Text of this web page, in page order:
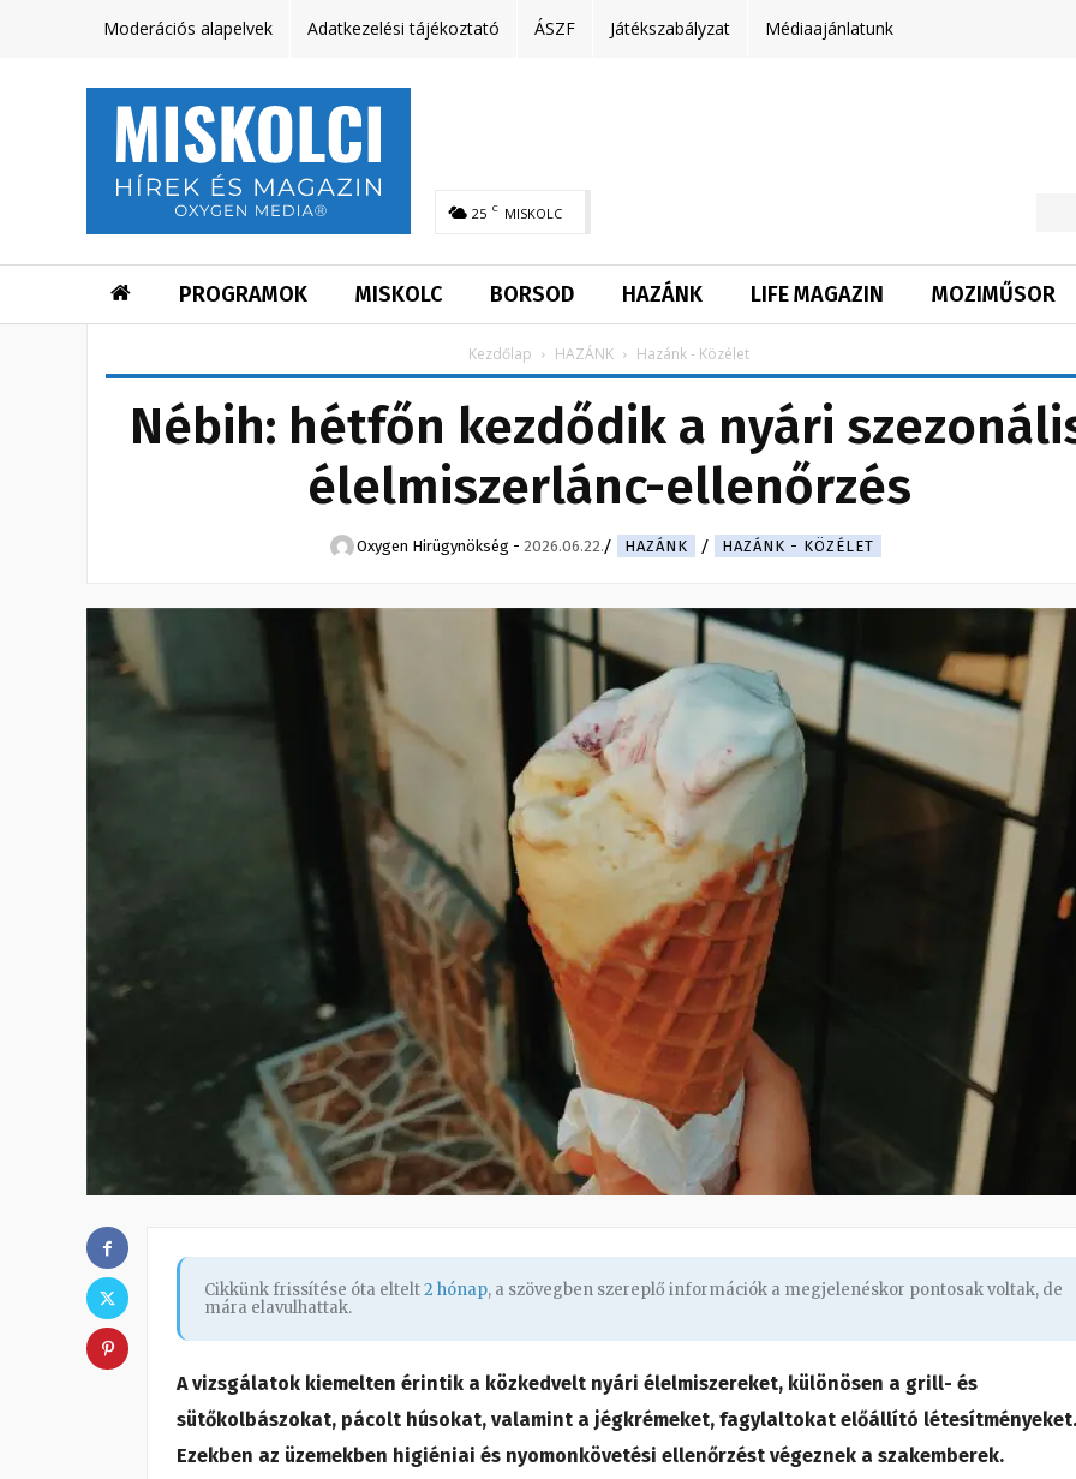
Moderációs alapelvek Adatkezelési tájékoztató ÁSZF Játékszabályzat Médiaajánlatunk
25 C MISKOLC
PROGRAMOK MISKOLC BORSOD HAZÁNK LIFE MAGAZIN MOZIMŰSOR
Kezdőlap HAZÁNK Hazánk - Közélet
Nébih: hétfőn kezdődik a nyári
élelmiszerlánc-ellenőrzés
Oxygen Hirügynökség - 2026.06.22. HAZÁNK HAZÁNK - KÖZÉLET
Cikkünk frissítése óta eltelt2 hónap, a szövegben szereplő információk a megjelenéskor pontosak voltak, de
mára elavulhattak.
Avizsgálatok kiemelten érintik a közkedvelt nyári élelmiszereket, különösen a grill- és
sütőkolbászokat, pácolt húsokat, valamint a jégkrémeket, fagylaltokat előállító létesítményeket.
Ezekben az üzemekben higiéniai és nyomonkövetési ellenőrzést végeznek a szakemberek.